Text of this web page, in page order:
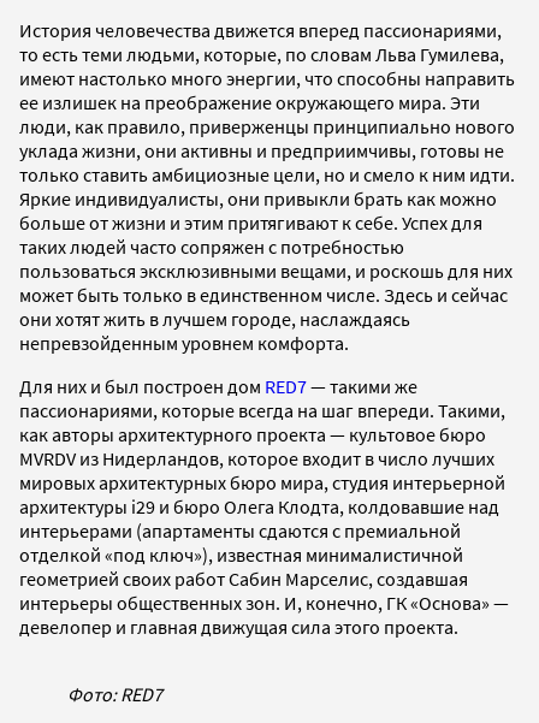
История человечества движется вперед пассионариями,
то есть теми людьми, которые, по словам Льва Гумилева,
имеют настолько много энергии, что способны направить
ее излишек на преображение окружающего мира. Эти
люди, как правило, приверженцы принципиально нового
уклада жизни, они активны и предприимчивы, готовы не
только ставить амбициозные цели, но и смело к ним идти.
Яркие индивидуалисты, они привыкли брать как можно
больше от жизни и этим притягивают к себе. Успех для
таких людей часто сопряжен с потребностью
пользоваться эксклюзивными вещами, и роскошь для них
может быть только в единственном числе. Здесь и сейчас
они хотят жить в лучшем городе, наслаждаясь
непревзойденным уровнем комфорта.
Для них и был построен дом RED7— такими же
пассионариями, которые всегда на шаг впереди. Такими,
как авторы архитектурного проекта — культовое бюро
MVRDV из Нидерландов, которое входит в число лучших
мировых архитектурных бюро мира, студия интерьерной
архитектуры i29 и бюро Олега Клодта, колдовавшие над
интерьерами (апартаменты сдаются с премиальной
отделкой «под ключ»), известная минималистичной
геометрией своих работ Сабин Марселис, создавшая
интерьеры общественных зон. И, конечно, ГК «Основа» —
девелопер и главная движущая сила этого проекта.
Фото: RED7